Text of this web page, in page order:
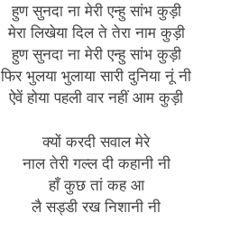
हुण सुनदा ना मेरी एन्हु सांभ कुड़ी
मेरा लिखेया दिल ते तेरा नाम कुड़ी
हुण सुनदा ना मेरी एन्हु सांभ कुड़ी
फिर भुलया भुलाया सारी दुनिया नूं नी
ऐवें होया पहली वार नहीं आम कुड़ी
क्यों करदी सवाल मेरे
नाल तेरी गल्ल दी कहानी नी
हाँ कुछ तां कह आ
लै सड्डी रख निशानी नी